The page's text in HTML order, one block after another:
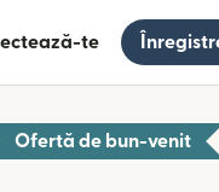
te
Ofertă de bun-venit